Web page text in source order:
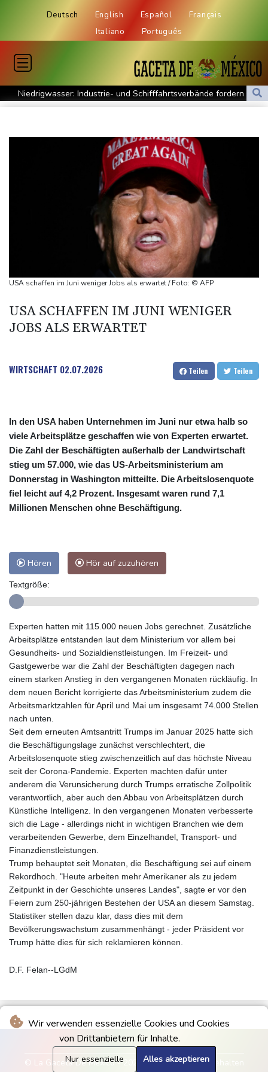
Wir verwenden essenzielle Cookies und Cookies
von Drittanbietern für Inhalte.
Nur essenzielle Alles akzeptieren
Deutsch English Español
Français
Italiano
Português
Niedrigwasser: Industrie- und Schifffahrtsverbände fordern
konkrete Schritte
Bundesgerichtshof urteilt über Mann wegen Kriegsverbrechen in
syrischem Bürgerkrieg
Urteil in Prozess um tödlichen Autoanschlag auf Verdi-
Demonstration in München
Vorwurf der Preisabsprache: Drei US-Produzenten müssen 53
Millionen Eier spenden
Investoren-Affäre: Fifa-Spitze stellt sich "uneingeschränkt" hinter
Infantino
Wissenschaftler bestätigen: Schrottteil von SpaceX-Rakete auf
Mond eingeschlagen
Niedrigwasser: Ex-Umweltministerin Lemke fordert
USA schaffen im Juni weniger Jobs als erwartet / Foto: © AFP
USA SCHAFFEN IM JUNI WENIGER
JOBS ALS ERWARTET
WIRTSCHAFT 02.07.2026 Teilen Teilen
In den USA haben Unternehmen im Juni nur etwa halb so
viele Arbeitsplätze geschaffen wie von Experten erwartet.
Die Zahl der Beschäftigten außerhalb der Landwirtschaft
stieg um 57.000, wie das US-Arbeitsministerium am
Donnerstag in Washington mitteilte. Die Arbeitslosenquote
fiel leicht auf 4,2 Prozent. Insgesamt waren rund 7,1
Millionen Menschen ohne Beschäftigung.
Hören Hör auf zuzuhören
Textgröße:
Experten hatten mit 115.000 neuen Jobs gerechnet. Zusätzliche
Arbeitsplätze entstanden laut dem Ministerium vor allem bei
Gesundheits- und Sozialdienstleistungen. Im Freizeit- und
Gastgewerbe war die Zahl der Beschäftigten dagegen nach
einem starken Anstieg in den vergangenen Monaten rückläufig. In
dem neuen Bericht korrigierte das Arbeitsministerium zudem die
Arbeitsmarktzahlen für April und Mai um insgesamt 74.000 Stellen
nach unten.
Seit dem erneuten Amtsantritt Trumps im Januar 2025 hatte sich
die Beschäftigungslage zunächst verschlechtert, die
Arbeitslosenquote stieg zwischenzeitlich auf das höchste Niveau
seit der Corona-Pandemie. Experten machten dafür unter
anderem die Verunsicherung durch Trumps erratische Zollpolitik
verantwortlich, aber auch den Abbau von Arbeitsplätzen durch
Künstliche Intelligenz. In den vergangenen Monaten verbesserte
sich die Lage - allerdings nicht in wichtigen Branchen wie dem
verarbeitenden Gewerbe, dem Einzelhandel, Transport- und
Finanzdienstleistungen.
Trump behauptet seit Monaten, die Beschäftigung sei auf einem
Rekordhoch. "Heute arbeiten mehr Amerikaner als zu jedem
Zeitpunkt in der Geschichte unseres Landes", sagte er vor den
Feiern zum 250-jährigen Bestehen der USA an diesem Samstag.
Statistiker stellen dazu klar, dass dies mit dem
Bevölkerungswachstum zusammenhängt - jeder Präsident vor
Trump hätte dies für sich reklamieren können.
D.F. Felan--LGdM
© La Gaceta De Mexico - 2026 - Alle Rechte vorbehalten